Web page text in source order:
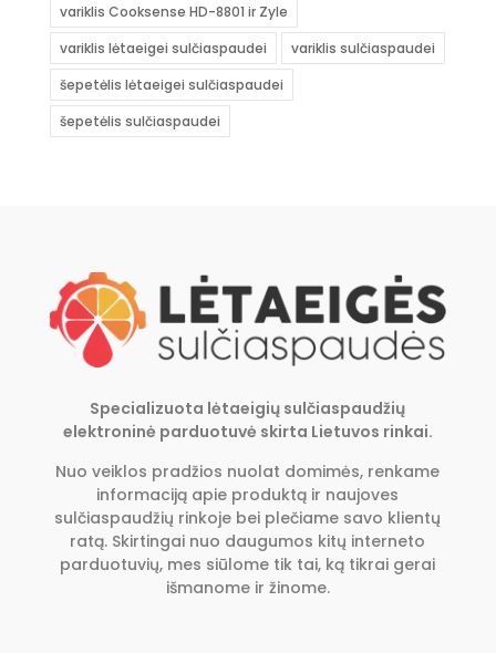
variklis Cooksense HD-8801 ir Zyle
variklis lėtaeigei sulčiaspaudei
variklis sulčiaspaudei
šepetėlis lėtaeigei sulčiaspaudei
šepetėlis sulčiaspaudei
Specializuota lėtaeigių sulčiaspaudžių
elektroninė parduotuvė skirta Lietuvos rinkai.
Nuo veiklos pradžios nuolat domimės, renkame
informaciją apie produktą ir naujoves
sulčiaspaudžių rinkoje bei plečiame savo klientų
ratą. Skirtingai nuo daugumos kitų interneto
parduotuvių, mes siūlome tik tai, ką tikrai gerai
išmanome ir žinome.